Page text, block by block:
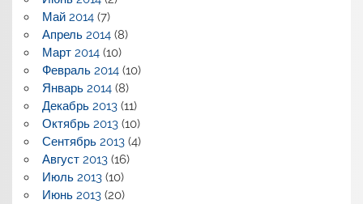
Май 2014(7)
Апрель 2014(8)
Март 2014(10)
Февраль 2014(10)
Январь 2014(8)
Декабрь 2013(11)
Октябрь 2013(10)
Сентябрь 2013(4)
Август 2013(16)
Июль 2013(10)
Июнь 2013(20)